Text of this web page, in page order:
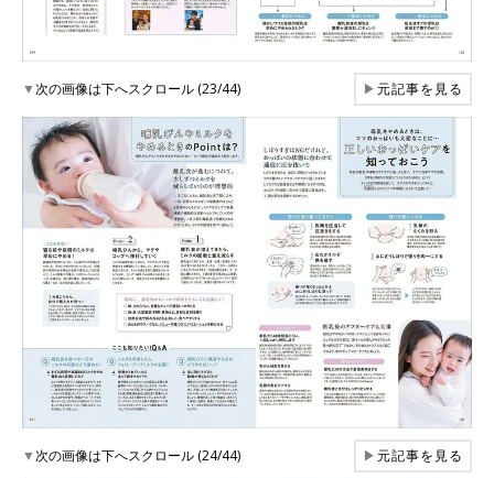
▼次の画像は下へスクロール (23/44) ▶元記事を見る
▼次の画像は下へスクロール (24/44) ▶元記事を見る